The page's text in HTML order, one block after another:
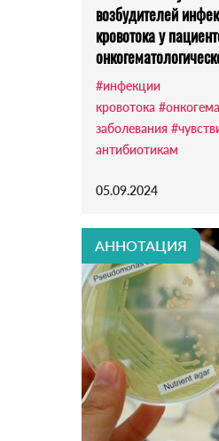
возбудителей
кровотока у
#инфекции
кровотока
заболевания
антибиотикам
05.09.2024
АННОТАЦИЯ